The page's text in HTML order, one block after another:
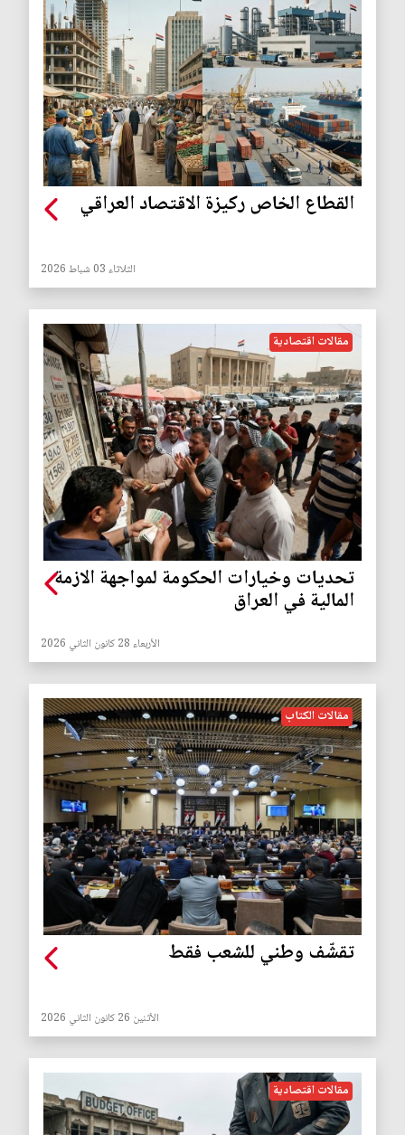
القطاع الخاص ركيزة الاقتصاد العراقي
الثلاثاء 03 شباط 2026
مقالات اقتصادية
تحديات وخيارات الحكومة لمواجهة الازمة
المالية في العراق
الأربعاء 28 كانون الثاني 2026
مقالات الكتاب
تقشّف وطني للشعب فقط
الأثنين 26 كانون الثاني 2026
مقالات اقتصادية